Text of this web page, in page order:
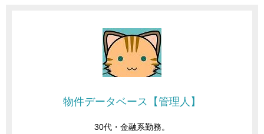
物件データベース【管理人】
30代・金融系勤務。